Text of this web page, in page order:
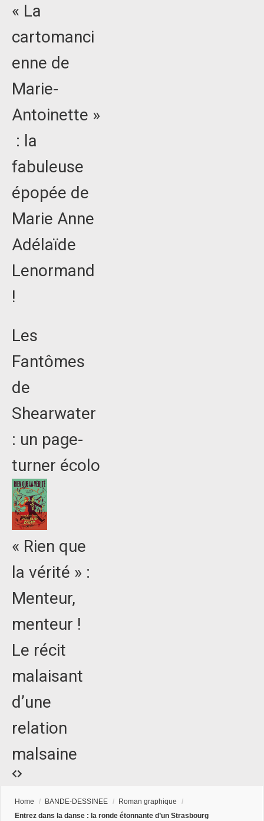
« La
cartomanci
enne de
Marie-
Antoinette »
: la
fabuleuse
épopée de
Marie Anne
Adélaïde
Lenormand
!
Les
Fantômes
de
Shearwater
: un page-
turner écolo
« Rien que
la vérité » :
Menteur,
menteur !
Le récit
malaisant
d’une
relation
malsaine
Home / BANDE-DESSINEE / Roman graphique
/
Entrez dans la danse : la ronde étonnante d’un Strasbourg